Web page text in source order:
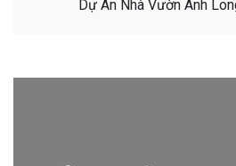
Dự Án Nhà Vườn Anh